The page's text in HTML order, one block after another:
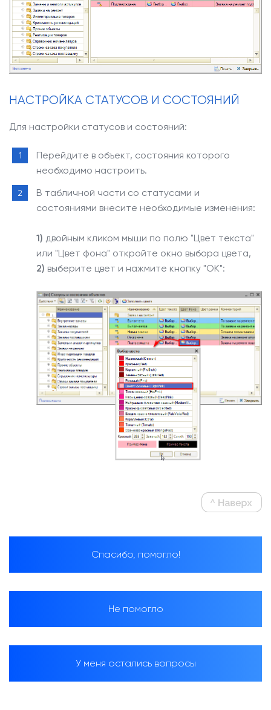
НАСТРОЙКА СТАТУСОВ И СОСТОЯНИЙ
Для настройки статусов и состояний:
Перейдите в объект, состояния которого
необходимо настроить.
В табличной части со статусами и
состояниями внесите необходимые изменения:
1) двойным кликом мыши по полю "Цвет текста"
или "Цвет фона" откройте окно выбора цвета,
2) выберите цвет и нажмите кнопку "ОК":
Спасибо, помогло!
Не помогло
У меня остались вопросы